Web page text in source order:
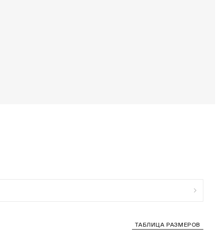
ТАБЛИЦА РАЗМЕРОВ